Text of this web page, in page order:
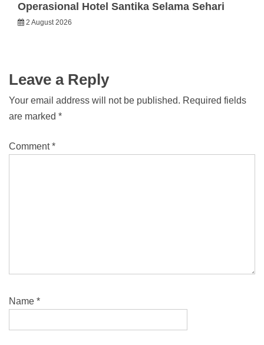
Operasional Hotel Santika Selama Sehari
2 August 2026
Leave a Reply
Your email address will not be published. Required fields
are marked *
Comment*
Name *